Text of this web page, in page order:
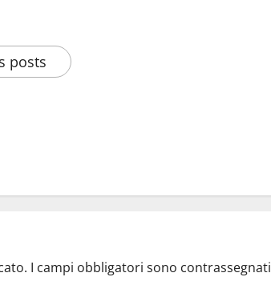
posts
I campi obbligatori sono contrassegnati